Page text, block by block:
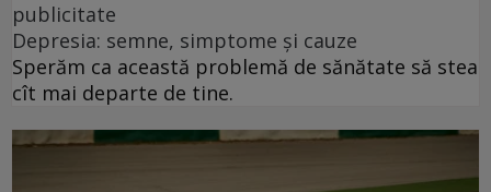
publicitate
Depresia: semne, simptome și cauze
Sperăm ca această problemă de sănătate să stea
cît mai departe de tine.